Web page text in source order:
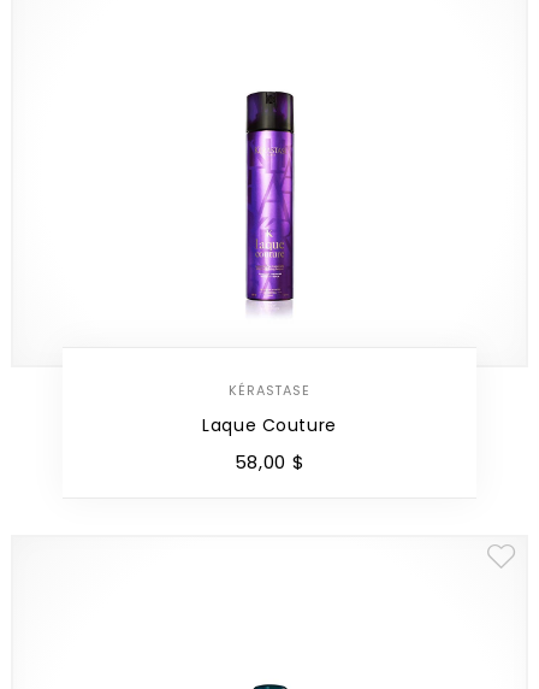
KÉRASTASE
Laque Couture
58,00 $